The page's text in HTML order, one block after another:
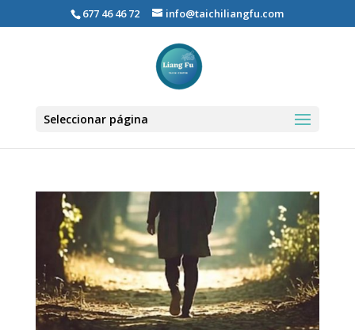
677 46 46 72 info@taichiliangfu.com
Seleccionar página